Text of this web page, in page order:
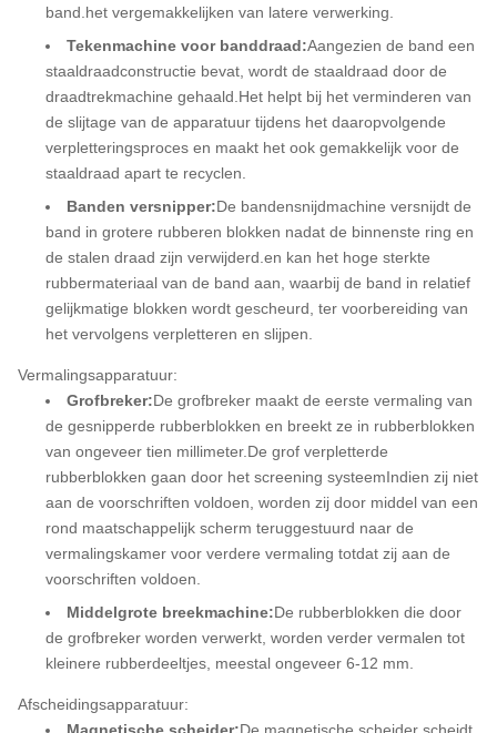
band.het vergemakkelijken van latere verwerking.
Tekenmachine voor banddraad:Aangezien de band een
staaldraadconstructie bevat, wordt de staaldraad door de
draadtrekmachine gehaald.Het helpt bij het verminderen van
de slijtage van de apparatuur tijdens het daaropvolgende
verpletteringsproces en maakt het ook gemakkelijk voor de
staaldraad apart te recyclen.
Banden versnipper:De bandensnijdmachine versnijdt de
band in grotere rubberen blokken nadat de binnenste ring en
de stalen draad zijn verwijderd.en kan het hoge sterkte
rubbermateriaal van de band aan, waarbij de band in relatief
gelijkmatige blokken wordt gescheurd, ter voorbereiding van
het vervolgens verpletteren en slijpen.
Vermalingsapparatuur:
Grofbreker:De grofbreker maakt de eerste vermaling van
de gesnipperde rubberblokken en breekt ze in rubberblokken
van ongeveer tien millimeter.De grof verpletterde
rubberblokken gaan door het screening systeemIndien zij niet
aan de voorschriften voldoen, worden zij door middel van een
rond maatschappelijk scherm teruggestuurd naar de
vermalingskamer voor verdere vermaling totdat zij aan de
voorschriften voldoen.
Middelgrote breekmachine:De rubberblokken die door
de grofbreker worden verwerkt, worden verder vermalen tot
kleinere rubberdeeltjes, meestal ongeveer 6-12 mm.
Afscheidingsapparatuur: